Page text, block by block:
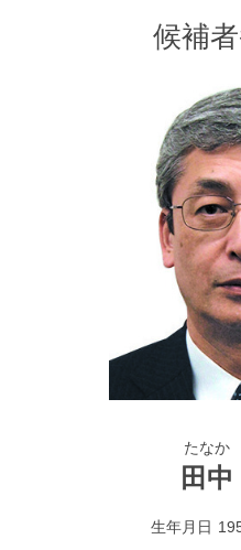
当社技術本部長
当社代表取締役副社長
1月
当社営業本部長（現任）
当社代表取締役社長就
候補
たなか
田中
生年月日